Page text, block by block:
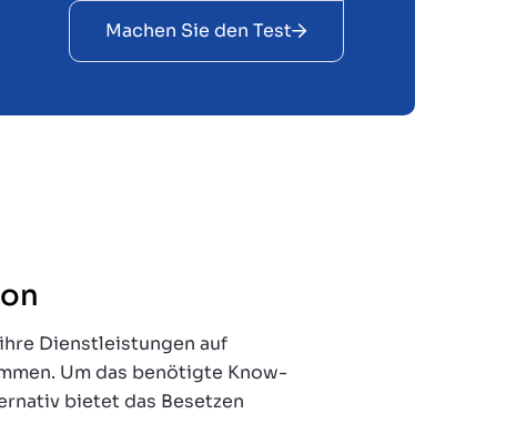
Machen Sie den Test
Dienstleistungen auf
Um das benötigte Know-
bietet das Besetzen